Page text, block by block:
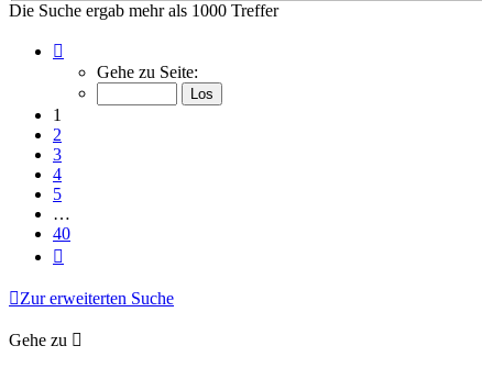
Die Suche ergab mehr als 1000 Treffer
von
Gehe zu Seite:
1
2
3
4
5
…
40
Zur erweiterten Suche
Gehe zu